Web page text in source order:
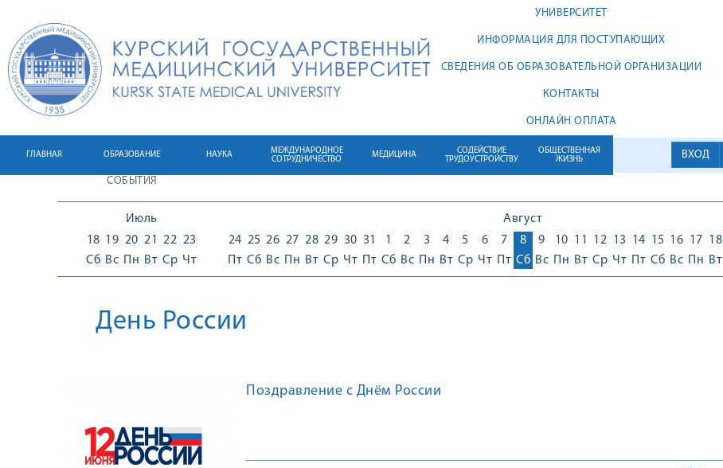
УНИВЕРСИТЕТ
ИНФОРМАЦИЯ ДЛЯ ПОСТУПАЮЩИХ
СВЕДЕНИЯ ОБ ОБРАЗОВАТЕЛЬНОЙ ОРГАНИЗАЦИИ
КОНТАКТЫ
ОНЛАЙН ОПЛАТА
ВХОД
ГЛАВНАЯ ОБРАЗОВАНИЕ НАУКА
МЕЖДУНАРОДНОЕ
СОТРУДНИЧЕСТВО
МЕДИЦИНА
СОДЕЙСТВИЕ
ТРУДОУСТРОЙСТВУ
ОБЩЕСТВЕННАЯ
ЖИЗНЬ
СОБЫТИЯ
Июль
18
Сб
19
Вс
20
Пн
21
Вт
22
Ср
23
Чт
Август
24
Пт
25
Сб
26
Вс
27
Пн
28
Вт
29
Ср
30
Чт
31
Пт
1
Сб
2
Вс
3
Пн
4
Вт
5
Ср
6
Чт
7
Пт
8
Сб
9
Вс
10
Пн
11
Вт
12
Ср
13
Чт
14
Пт
15
Сб
16
Вс
17
Пн
18
Вт
День России
Поздравление с Днём России